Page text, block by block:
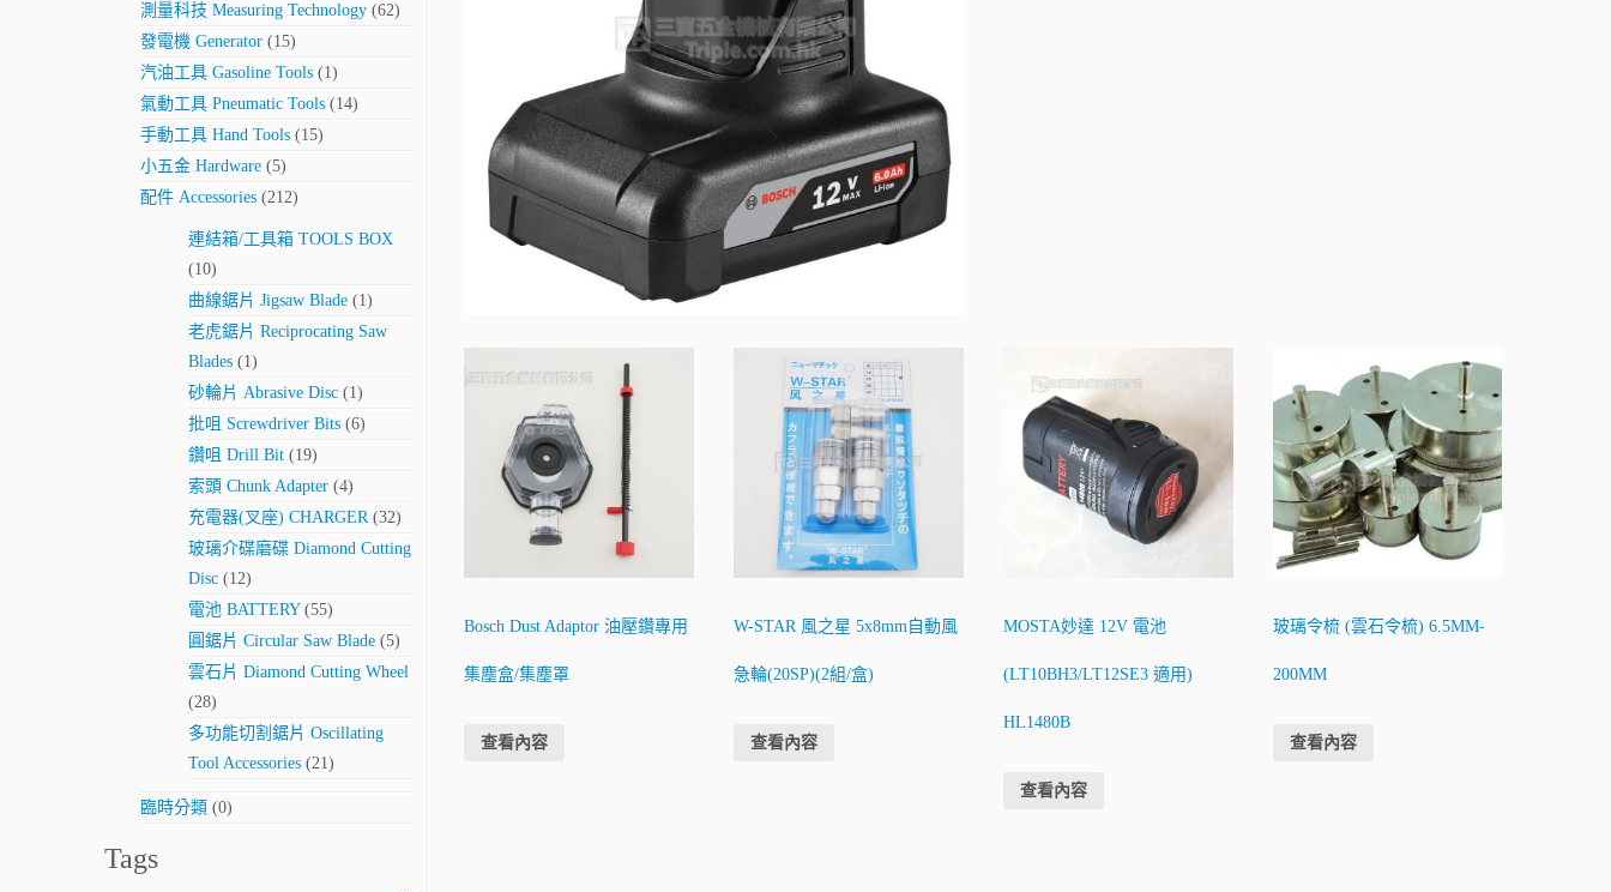
測量科技 Measuring Technology (62)
發電機 Generator (15)
汽油工具 Gasoline Tools (1)
氣動工具 Pneumatic Tools (14)
手動工具 Hand Tools (15)
小五金 Hardware (5)
配件 Accessories (212)
連結箱/工具箱 TOOLS BOX
(10)
曲線鋸片 Jigsaw Blade (1)
老虎鋸片 Reciprocating Saw
Blades (1)
砂輪片 Abrasive Disc (1)
批咀 Screwdriver Bits (6)
鑽咀 Drill Bit (19)
索頭 Chunk Adapter (4)
充電器(叉座) CHARGER (32)
玻璃介碟磨碟 Diamond Cutting
Disc (12)
電池 BATTERY (55)
圓鋸片 Circular Saw Blade (5)
雲石片 Diamond Cutting Wheel
(28)
多功能切割鋸片 Oscillating
Tool Accessories (21)
臨時分類 (0)
Tags
Bosch Dust Adaptor 油壓鑽專用
集塵盒/集塵罩
查看內容
W-STAR 風之星 5x8mm自動風
急輪(20SP)(2組/盒)
查看內容
MOSTA妙達 12V 電池
(LT10BH3/LT12SE3 適用)
HL1480B
查看內容
玻璃令梳 (雲石令梳) 6.5MM-
200MM
查看內容